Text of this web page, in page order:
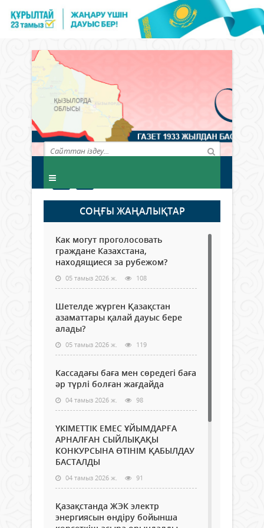
СОҢҒЫ ЖАҢАЛЫҚТАР
Как могут проголосовать
граждане Казахстана,
находящиеся за рубежом?
05 тамыз 2026 ж. 108
Шетелде жүрген Қазақстан
азаматтары қалай дауыс бере
алады?
05 тамыз 2026 ж. 119
Кассадағы баға мен сөредегі баға
әр түрлі болған жағдайда
04 тамыз 2026 ж. 98
ҮКІМЕТТІК ЕМЕС ҰЙЫМДАРҒА
АРНАЛҒАН СЫЙЛЫҚАҚЫ
КОНКУРСЫНА ӨТІНІМ ҚАБЫЛДАУ
БАСТАЛДЫ
04 тамыз 2026 ж. 91
Қазақстанда ЖЭК электр
энергиясын өндіру бойынша